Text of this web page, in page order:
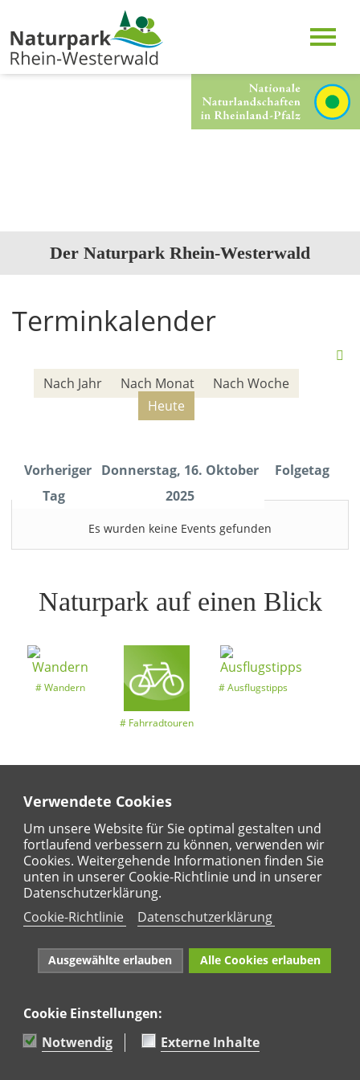
Verwendete Cookies
Um unsere Website für Sie optimal gestalten und
fortlaufend verbessern zu können, verwenden wir
Cookies. Weitergehende Informationen finden Sie
unten in unserer Cookie-Richtlinie und in unserer
Datenschutzerklärung.
Cookie-Richtlinie
Datenschutzerklärung
Ausgewählte erlauben Alle Cookies erlauben
Cookie Einstellungen:
Notwendig
Externe Inhalte
Der Naturpark Rhein-Westerwald
Terminkalender
Nach Jahr Nach Monat
Nach Woche
Heute
Vorheriger
Tag
Donnerstag, 16. Oktober
2025
Folgetag
Es wurden keine Events gefunden
Naturpark auf einen Blick
Wandern
Fahrradtouren
Ausflugstipps
Entdeckertouren Ansichten
Regional
Karte
Naturpark Rhein-Westerwald e.V. · Marktstraße 88·
56564 Neuwied · Tel: 02631 95 66 036